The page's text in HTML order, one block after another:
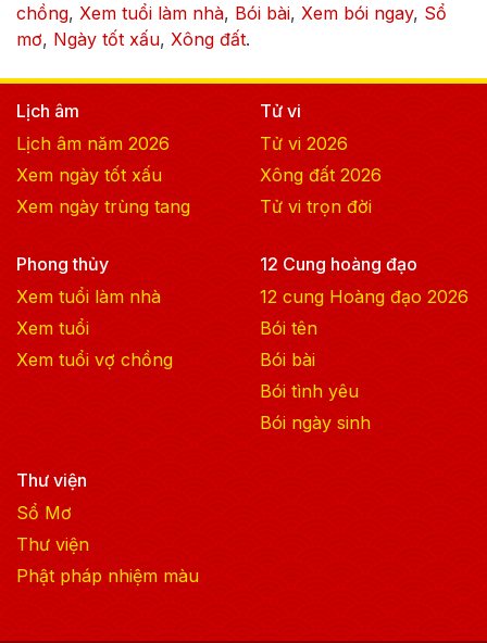
chồng, Xem tuổi làm nhà, Bói bài, Xem bói ngay, Sổ
mơ, Ngày tốt xấu, Xông đất.
Lịch âm
Lịch âm năm 2026
Xem ngày tốt xấu
Xem ngày trùng tang
Tử vi
Tử vi 2026
Xông đất 2026
Tử vi trọn đời
Phong thủy
Xem tuổi làm nhà
Xem tuổi
Xem tuổi vợ chồng
12 Cung hoàng đạo
12 cung Hoàng đạo 2026
Bói tên
Bói bài
Bói tình yêu
Bói ngày sinh
Thư viện
Sổ Mơ
Thư viện
Phật pháp nhiệm màu